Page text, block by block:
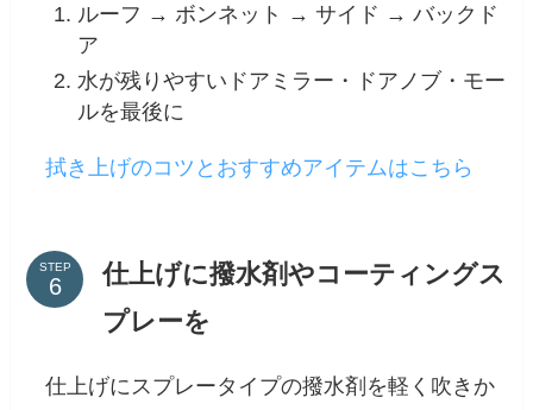
ルーフ → ボンネット → サイド → バックド
ア
水が残りやすいドアミラー・ドアノブ・モー
ルを最後に
拭き上げのコツとおすすめアイテムはこちら
STEP
仕上げに撥水剤やコーティングス
プレーを
仕上げにスプレータイプの撥水剤を軽く吹きか